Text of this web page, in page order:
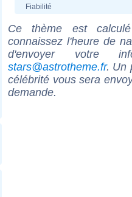
Fiabilité
Ce thème est
connaissez l'heure de
d'envoyer votre
stars@astrotheme.fr. Un
célébrité vous sera
demande.